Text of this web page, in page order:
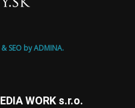
SEO by ADMINA.
WORK s.r.o.